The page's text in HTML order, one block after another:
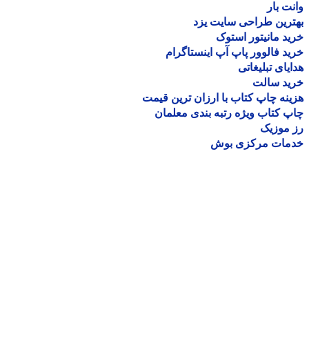
بار
طراحی سایت یزد
مانیتور استوک
فالوور پاپ آپ اینستاگرام
تبلیغاتی
سالت
چاپ کتاب با ارزان ترین قیمت
کتاب ویژه رتبه بندی معلمان
موزیک
مرکزی بوش